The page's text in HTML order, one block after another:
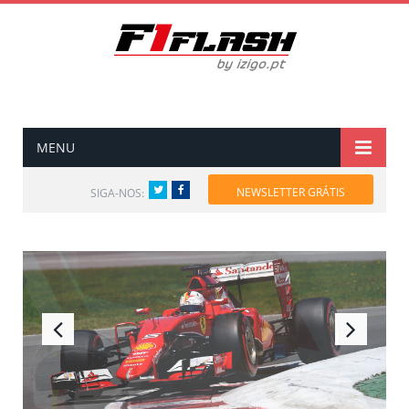
MENU
SIGA-NOS: TwitterFacebook NEWSLETTER GRÁTIS